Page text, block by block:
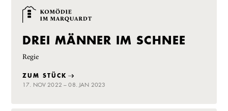
DREI MÄNNER IM SCHNEE
Regie
ZUM STÜCK
17. NOV 2022 – 08. JAN 2023